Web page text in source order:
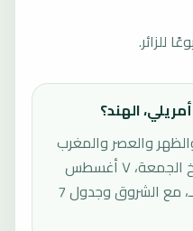
للزائر.
الهند؟
والعصر والمغرب
والعشاء في أمريلي، الهند بتاريخ الجمعة، ٧ أغسطس
٢٠٢٦ الموافق 24 صفر 1448 هـ، مع الشروق وجدول 7